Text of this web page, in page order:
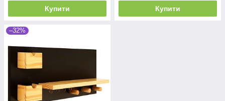
Купити Купити
–32%